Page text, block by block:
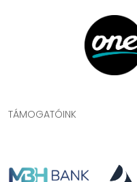
TÁMOGATÓINK